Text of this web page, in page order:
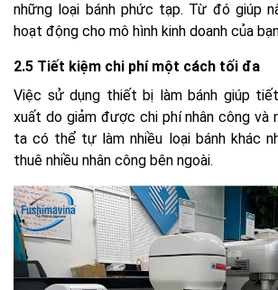
những loại bánh phức tạp. Từ đó giúp
hoạt động cho mô hình kinh doanh của
2.5 Tiết kiệm chi phí một cách tối đa
Việc sử dụng thiết bị làm bánh giúp
xuất do giảm được chi phí nhân công và
ta có thể tự làm nhiều loại bánh khác
thuê nhiều nhân công bên ngoài.